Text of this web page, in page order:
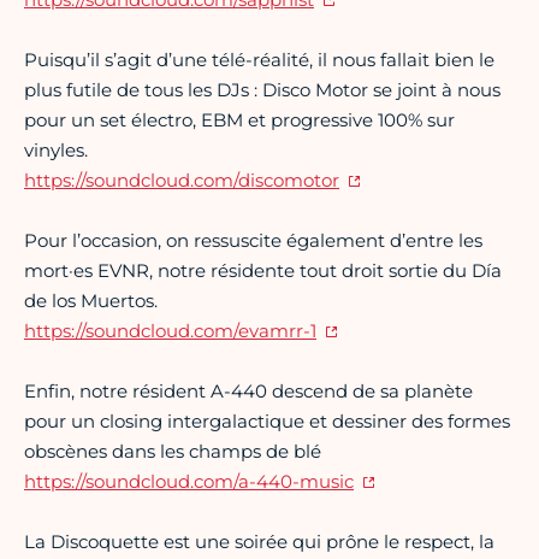
Puisqu’il s’agit d’une télé-réalité, il nous fallait bien le
plus futile de tous les DJs : Disco Motor se joint à nous
pour un set électro, EBM et progressive 100% sur
vinyles.
https://soundcloud.com/discomotor
Pour l’occasion, on ressuscite également d’entre les
mort·es EVNR, notre résidente tout droit sortie du Día
de los Muertos.
https://soundcloud.com/evamrr-1
Enfin, notre résident A-440 descend de sa planète
pour un closing intergalactique et dessiner des formes
obscènes dans les champs de blé
https://soundcloud.com/a-440-music
La Discoquette est une soirée qui prône le respect, la